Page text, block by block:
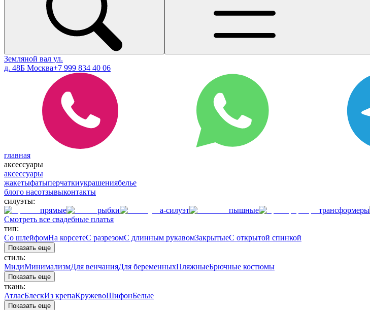
Земляной вал ул.
д. 48Б Москва+7 999 834 40 06
главная
аксессуары
аксессуары
жакетыфатыперчаткиукрашениябелье
блого насотзывыконтакты
силуэты:
прямые
рыбки а-силуэт пышные трансформеры
Смотреть все свадебные платья
тип:
Со шлейфомНа корсетеС разрезомС длинным рукавомЗакрытыеС открытой спинкой
Показать еще
стиль:
МидиМинимализмДля венчанияДля беременныхПляжныеБрючные костюмы
Показать еще
ткань:
АтласБлескИз крепаКружевоШифонБелые
Показать еще